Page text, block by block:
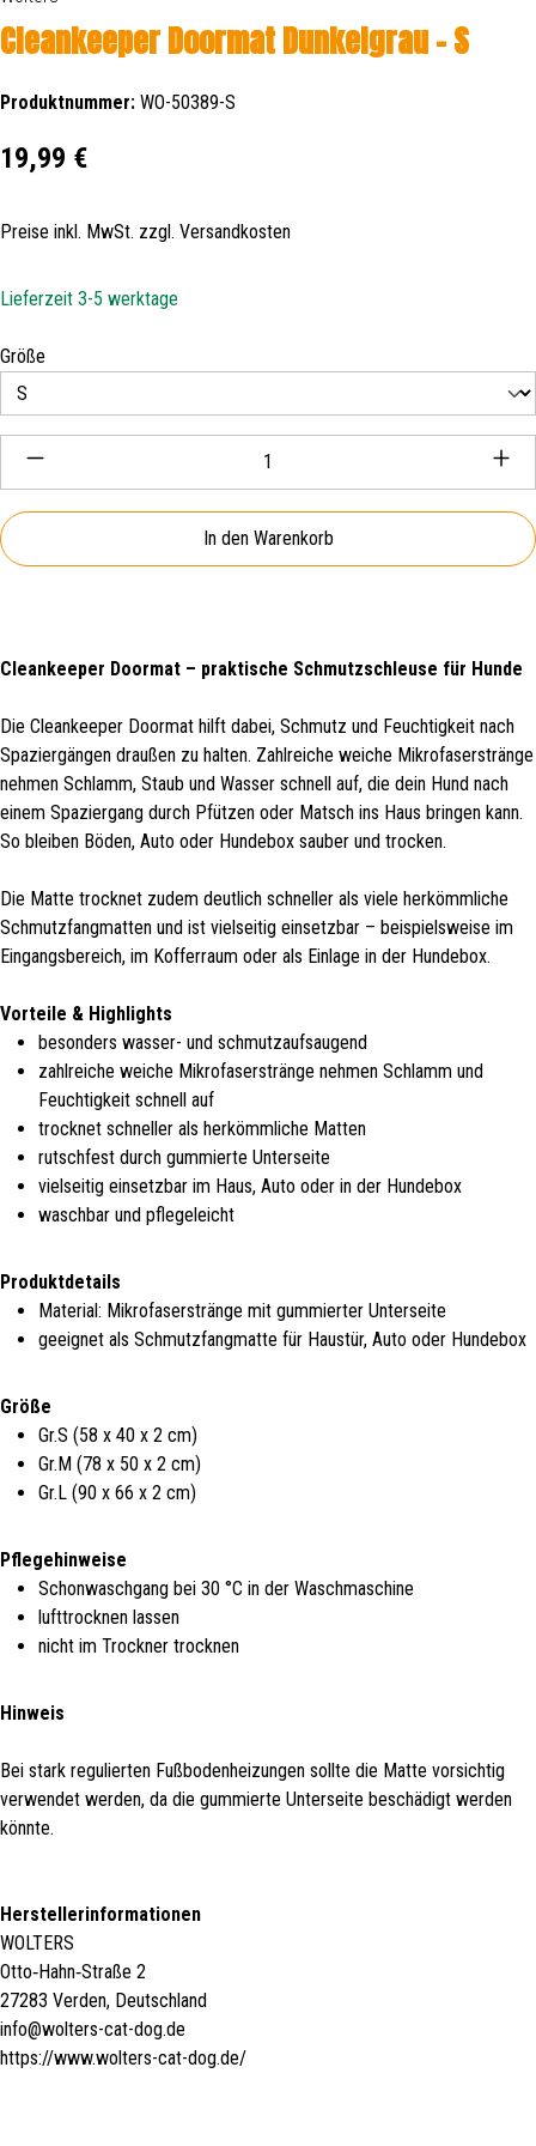
Cleankeeper Doormat Dunkelgrau - S
Produktnummer: WO-50389-S
Regulärer Preis:
19,99 €
Preise inkl. MwSt. zzgl. Versandkosten
Lieferzeit 3-5 werktage
Größe
Produkt Anzahl: Gib den gewünschten Wert ein oder
In den Warenkorb
Cleankeeper Doormat – praktische Schmutzschleuse für Hunde
Die Cleankeeper Doormat hilft dabei, Schmutz und Feuchtigkeit nach
Spaziergängen draußen zu halten. Zahlreiche weiche Mikrofaserstränge
nehmen Schlamm, Staub und Wasser schnell auf, die dein Hund nach
einem Spaziergang durch Pfützen oder Matsch ins Haus bringen kann.
So bleiben Böden, Auto oder Hundebox sauber und trocken.
Die Matte trocknet zudem deutlich schneller als viele herkömmliche
Schmutzfangmatten und ist vielseitig einsetzbar – beispielsweise im
Eingangsbereich, im Kofferraum oder als Einlage in der Hundebox.
Vorteile & Highlights
besonders wasser- und schmutzaufsaugend
zahlreiche weiche Mikrofaserstränge nehmen Schlamm und
Feuchtigkeit schnell auf
trocknet schneller als herkömmliche Matten
rutschfest durch gummierte Unterseite
vielseitig einsetzbar im Haus, Auto oder in der Hundebox
waschbar und pflegeleicht
Produktdetails
Material: Mikrofaserstränge mit gummierter Unterseite
geeignet als Schmutzfangmatte für Haustür, Auto oder Hundebox
Größe
Gr.S (58 x 40 x 2 cm)
Gr.M (78 x 50 x 2 cm)
Gr.L (90 x 66 x 2 cm)
Pflegehinweise
Schonwaschgang bei 30 °C in der Waschmaschine
lufttrocknen lassen
nicht im Trockner trocknen
Hinweis
Bei stark regulierten Fußbodenheizungen sollte die Matte vorsichtig
verwendet werden, da die gummierte Unterseite beschädigt werden
könnte.
Herstellerinformationen
WOLTERS
Otto‑Hahn‑Straße 2
27283 Verden, Deutschland
info@wolters-cat-dog.de
https://www.wolters-cat-dog.de/